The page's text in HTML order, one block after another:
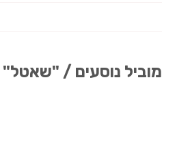
מוביל נוסעים /